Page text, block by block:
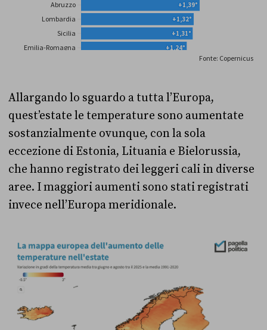
Allargando lo sguardo a tutta l’Europa,
quest’estate le temperature sono aumentate
sostanzialmente ovunque, con la sola
eccezione di Estonia, Lituania e Bielorussia,
che hanno registrato dei leggeri cali in diverse
aree. I maggiori aumenti sono stati registrati
invece nell’Europa meridionale.